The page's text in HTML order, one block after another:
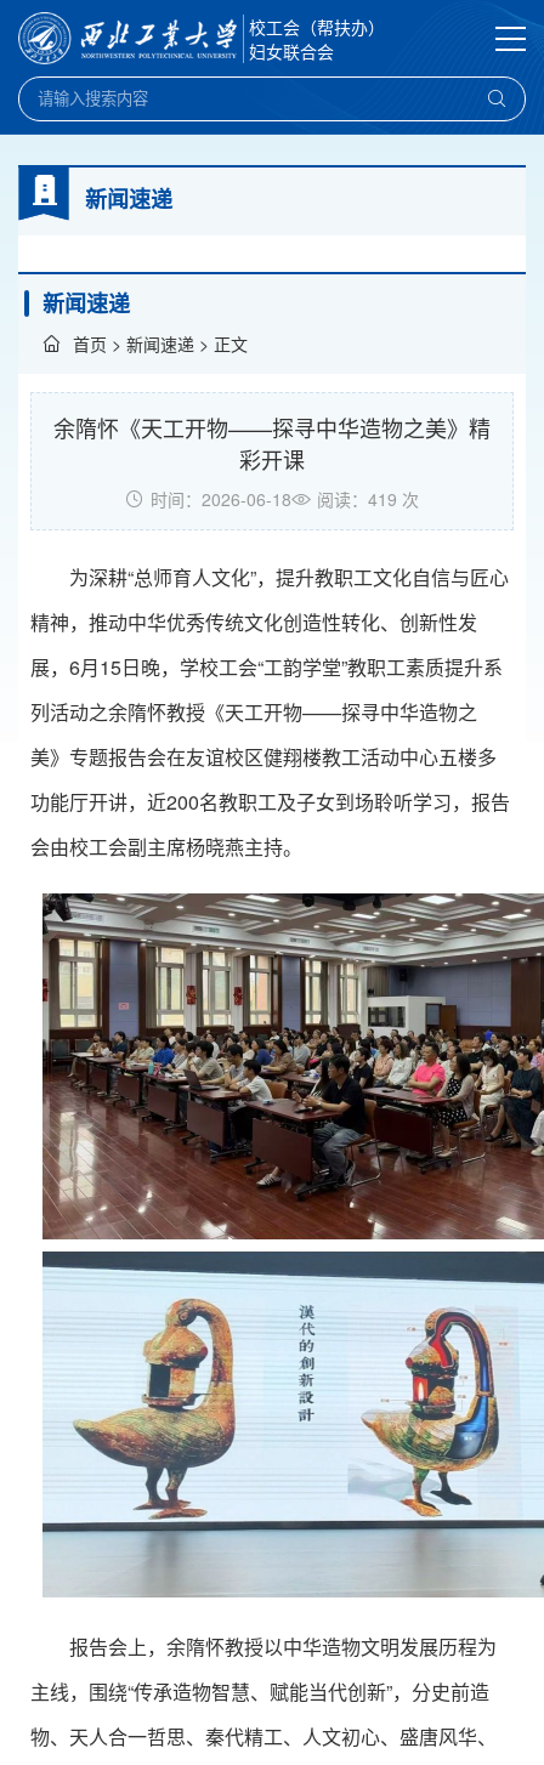
校工会（帮扶办）
妇女联合会
新闻速递
新闻速递
首页 > 新闻速递 > 正文
余隋怀《天工开物——探寻中华造物之美》精
彩开课
时间：2026-06-18 阅读： 419 次
为深耕“总师育人文化”，提升教职工文化自信与匠心
精神，推动中华优秀传统文化创造性转化、创新性发
展，6月15日晚，学校工会“工韵学堂”教职工素质提升系
列活动之余隋怀教授《天工开物——探寻中华造物之
美》专题报告会在友谊校区健翔楼教工活动中心五楼多
功能厅开讲，近200名教职工及子女到场聆听学习，报告
会由校工会副主席杨晓燕主持。
报告会上，余隋怀教授以中华造物文明发展历程为
主线，围绕“传承造物智慧、赋能当代创新”，分史前造
物、天人合一哲思、秦代精工、人文初心、盛唐风华、